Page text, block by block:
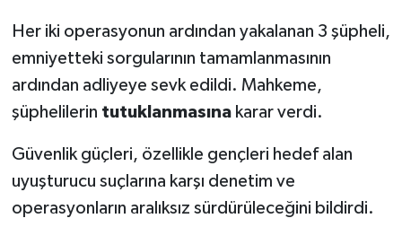
Her iki operasyonun ardından yakalanan 3 şüpheli,
emniyetteki sorgularının tamamlanmasının
ardından adliyeye sevk edildi. Mahkeme,
şüphelilerin tutuklanmasınakarar verdi.
Güvenlik güçleri, özellikle gençleri hedef alan
uyuşturucu suçlarına karşı denetim ve
operasyonların aralıksız sürdürüleceğini bildirdi.
OTOMOBİL
MİZAH
Genel
Politika